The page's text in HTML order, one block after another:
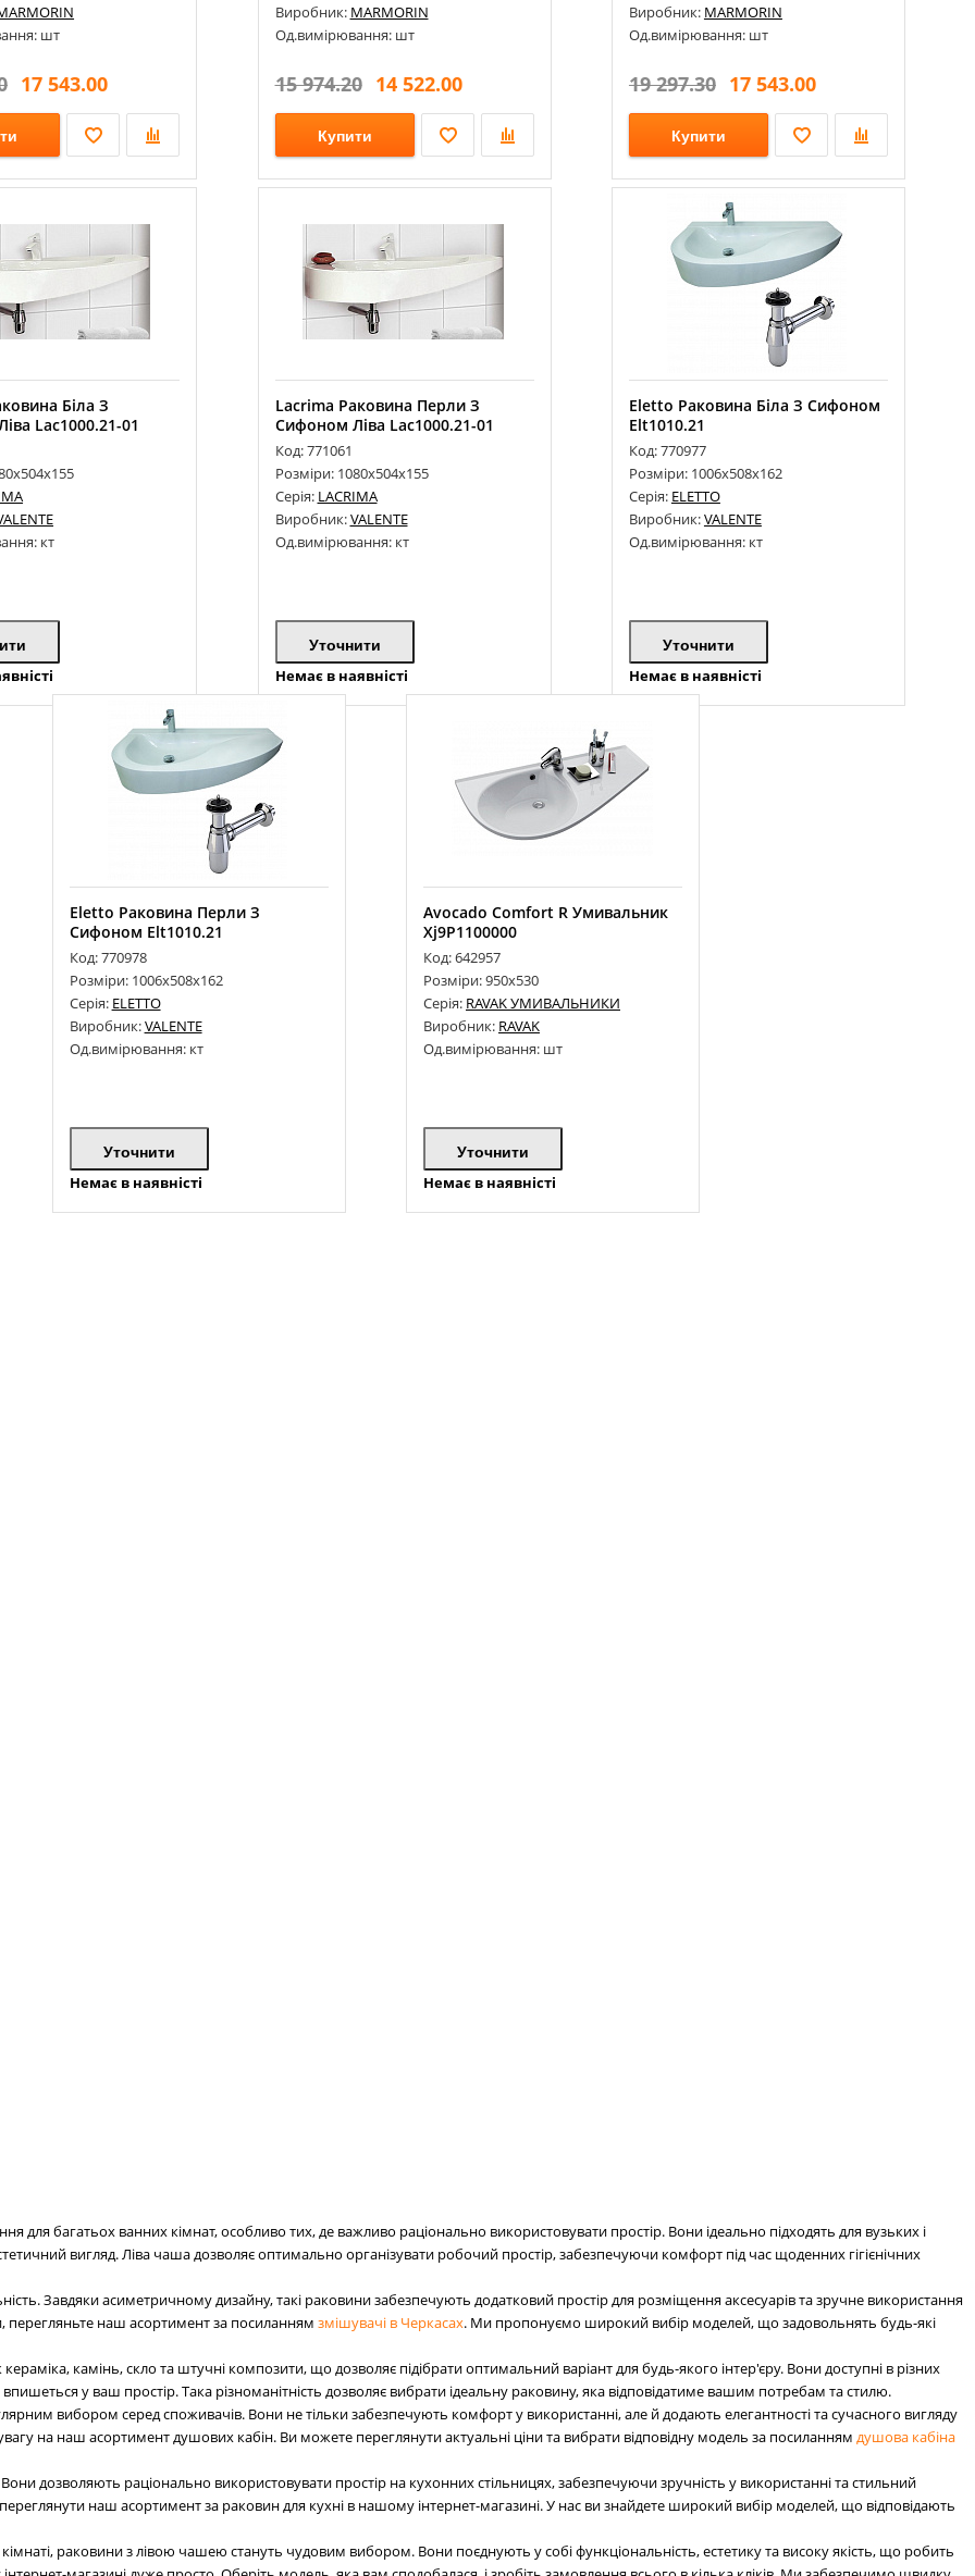
шт
17 543.00
Виробник: MARMORIN
Од.вимірювання: шт
15 974.20 14 522.00
Купити
Виробник: MARMORIN
Од.вимірювання: шт
19 297.30 17 543.00
Купити
Біла З
Lac1000.21-01
кт
Lacrima Раковина Перли З
Сифоном Ліва Lac1000.21-01
Код: 771061
Розміри: 1080х504х155
Серія: LACRIMA
Виробник:VALENTE
Од.вимірювання: кт
Уточнити
Немає в наявністі
Eletto Раковина Біла З Сифоном
Elt1010.21
Код: 770977
Розміри: 1006х508х162
Серія: ELETTO
Виробник:VALENTE
Од.вимірювання: кт
Уточнити
Немає в наявністі
Eletto Раковина Перли З
Сифоном Elt1010.21
Код: 770978
Розміри: 1006х508х162
Серія: ELETTO
Виробник:VALENTE
Од.вимірювання: кт
Уточнити
Немає в наявністі
Avocado Comfort R Умивальник
Xj9P1100000
Код: 642957
Розміри: 950х530
Серія: RAVAK УМИВАЛЬНИКИ
Виробник: RAVAK
Од.вимірювання: шт
Уточнити
Немає в наявністі
багатьох ванних кімнат, особливо тих, де важливо раціонально використовувати простір. Вони ідеально підходять для вузьких і
вигляд. Ліва чаша дозволяє оптимально організувати робочий простір, забезпечуючи комфорт під час щоденних гігієнічних
Завдяки асиметричному дизайну, такі раковини забезпечують додатковий простір для розміщення аксесуарів та зручне використання
перегляньте наш асортимент за посиланням змішувачі в Черкасах. Ми пропонуємо широкий вибір моделей, що задовольнять будь-які
камінь, скло та штучні композити, що дозволяє підібрати оптимальний варіант для будь-якого інтер'єру. Вони доступні в різних
у ваш простір. Така різноманітність дозволяє вибрати ідеальну раковину, яка відповідатиме вашим потребам та стилю.
вибором серед споживачів. Вони не тільки забезпечують комфорт у використанні, але й додають елегантності та сучасного вигляду
на наш асортимент душових кабін. Ви можете переглянути актуальні ціни та вибрати відповідну модель за посиланням душова кабіна
дозволяють раціонально використовувати простір на кухонних стільницях, забезпечуючи зручність у використанні та стильний
наш асортимент за раковин для кухні в нашому інтернет-магазині. У нас ви знайдете широкий вибір моделей, що відповідають
раковини з лівою чашею стануть чудовим вибором. Вони поєднують у собі функціональність, естетику та високу якість, що робить